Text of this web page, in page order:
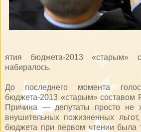
ятия бюджета-2013 «старым»
набиралось.
До последнего момента
бюджета-2013 «старым» составом
Причина — депутаты просто не
внушительных пожизненных
бюджета при первом чтении была